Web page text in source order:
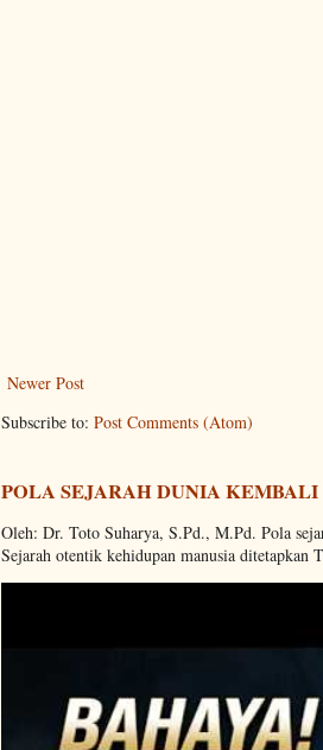
Newer Post
Subscribe to: Post Comments (Atom)
POLA SEJARAH DUNIA KEMBALI
Oleh: Dr. Toto Suharya, S.Pd., M.Pd. Pola
Sejarah otentik kehidupan manusia ditetapkan